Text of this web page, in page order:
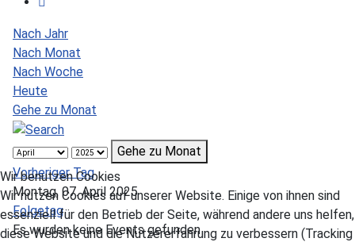
Nach Jahr
Nach Monat
Nach Woche
Heute
Gehe zu Monat
Gehe zu Monat
Vorheriger Tag
Montag, 07. April 2025
Folgetag
Es wurden keine Events gefunden
Wir benutzen Cookies
Wir nutzen Cookies auf unserer Website. Einige von ihnen sind
essenziell für den Betrieb der Seite, während andere uns helfen,
diese Website und die Nutzererfahrung zu verbessern (Tracking